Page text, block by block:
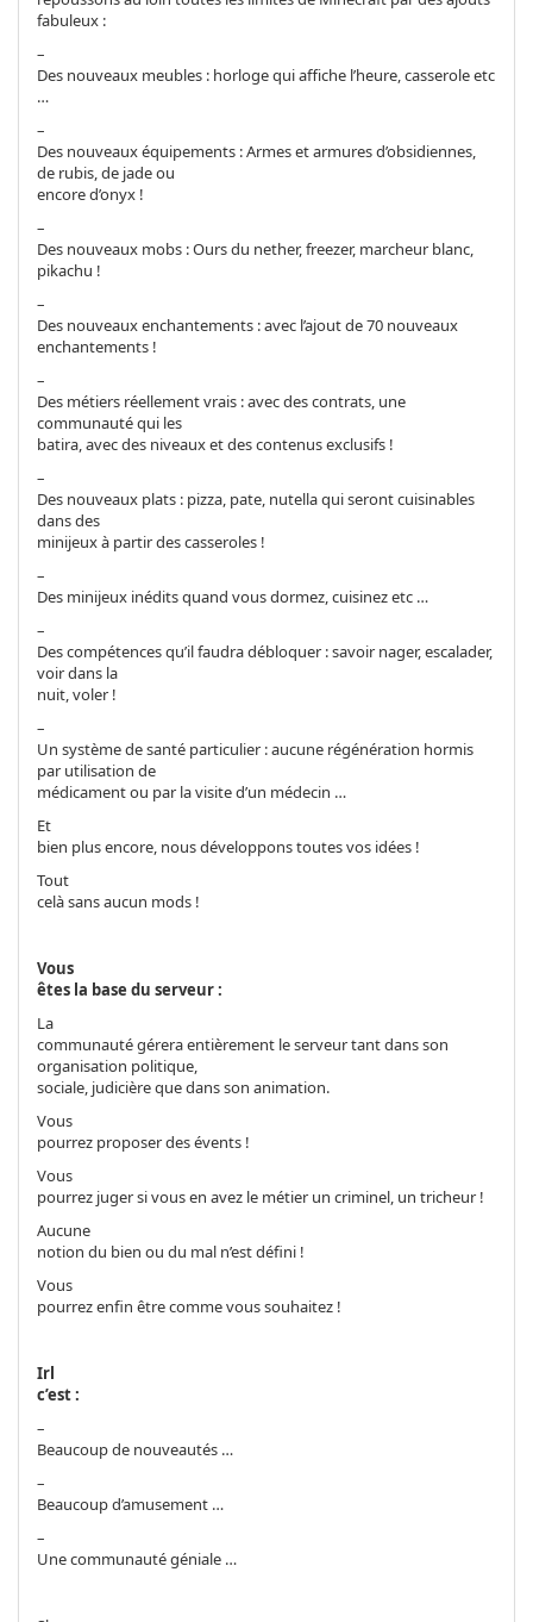
fabuleux :
–
Des nouveaux meubles : horloge qui affiche l’heure, casserole etc
…
–
Des nouveaux équipements : Armes et armures d’obsidiennes,
de rubis, de jade ou
encore d’onyx !
–
Des nouveaux mobs : Ours du nether, freezer, marcheur blanc,
pikachu !
–
Des nouveaux enchantements : avec l’ajout de 70 nouveaux
enchantements !
–
Des métiers réellement vrais : avec des contrats, une
communauté qui les
batira, avec des niveaux et des contenus exclusifs !
–
Des nouveaux plats : pizza, pate, nutella qui seront cuisinables
dans des
minijeux à partir des casseroles !
–
Des minijeux inédits quand vous dormez, cuisinez etc …
–
Des compétences qu’il faudra débloquer : savoir nager, escalader,
voir dans la
nuit, voler !
–
Un système de santé particulier : aucune régénération hormis
par utilisation de
médicament ou par la visite d’un médecin …
Et
bien plus encore, nous développons toutes vos idées !
Tout
celà sans aucun mods !
Vous
êtes la base du serveur :
La
communauté gérera entièrement le serveur tant dans son
organisation politique,
sociale, judicière que dans son animation.
Vous
pourrez proposer des évents !
Vous
pourrez juger si vous en avez le métier un criminel, un tricheur !
Aucune
notion du bien ou du mal n’est défini !
Vous
pourrez enfin être comme vous souhaitez !
Irl
c’est :
–
Beaucoup de nouveautés …
–
Beaucoup d’amusement …
–
Une communauté géniale …